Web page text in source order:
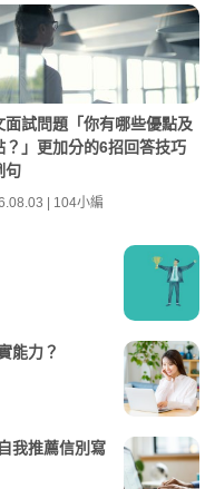
面試問題「你有哪些優點及
？」更加分的6招回答技巧
句
| 104小編
能力？
我推薦信別寫